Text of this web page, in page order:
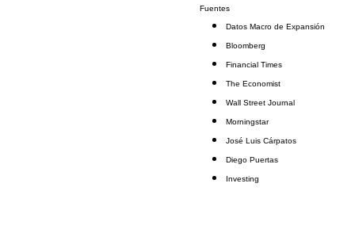
Fuentes
Datos Macro de Expansión
Bloomberg
Financial Times
The Economist
Wall Street Journal
Morningstar
José Luis Cárpatos
Diego Puertas
Investing